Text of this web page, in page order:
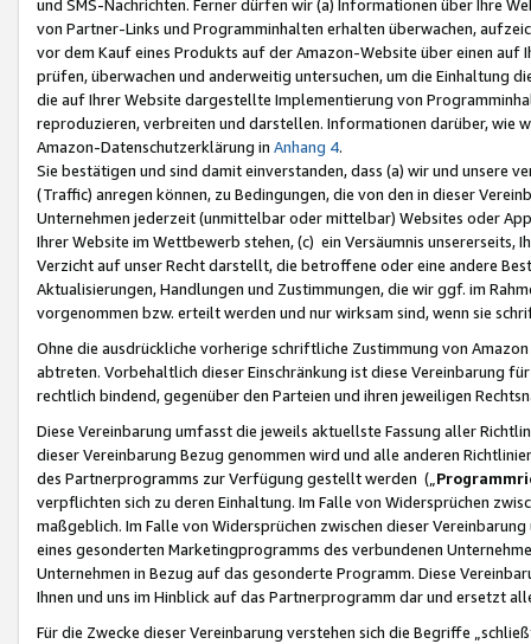
und SMS-Nachrichten. Ferner dürfen wir (a) Informationen über Ihre
von Partner-Links und Programminhalten erhalten überwachen,
vor dem Kauf eines Produkts auf der Amazon-Website über einen
prüfen, überwachen und anderweitig untersuchen, um die Einhaltung
die auf Ihrer Website dargestellte Implementierung von
reproduzieren, verbreiten und darstellen. Informationen darüber, wie
Amazon-Datenschutzerklärung in Anhang 4.
Sie bestätigen und sind damit einverstanden, dass (a) wir und
(Traffic) anregen können, zu Bedingungen, die von den in dieser
Unternehmen jederzeit (unmittelbar oder mittelbar) Websites oder
Ihrer Website im Wettbewerb stehen, (c) ein Versäumnis unsererseits,
Verzicht auf unser Recht darstellt, die betroffene oder eine andere
Aktualisierungen, Handlungen und Zustimmungen, die wir ggf. im
vorgenommen bzw. erteilt werden und nur wirksam sind, wenn sie
Ohne die ausdrückliche vorherige schriftliche Zustimmung von
abtreten. Vorbehaltlich dieser Einschränkung ist diese Vereinbarung
rechtlich bindend, gegenüber den Parteien und ihren jeweiligen
Diese Vereinbarung umfasst die jeweils aktuellste Fassung aller
dieser Vereinbarung Bezug genommen wird und alle anderen
des Partnerprogramms zur Verfügung gestellt werden („
verpflichten sich zu deren Einhaltung. Im Falle von Widersprüchen
maßgeblich. Im Falle von Widersprüchen zwischen dieser
eines gesonderten Marketingprogramms des verbundenen
Unternehmen in Bezug auf das gesonderte Programm. Diese
Ihnen und uns im Hinblick auf das Partnerprogramm dar und ersetzt
Für die Zwecke dieser Vereinbarung verstehen sich die Begriffe